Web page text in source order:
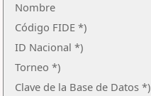
Nombre
Código FIDE *)
ID Nacional *)
Torneo *)
Clave de la Base de Datos *)